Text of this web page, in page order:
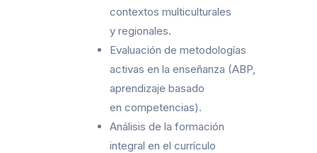
contextos multiculturales
y regionales.
Evaluación de metodologías
activas en la enseñanza (ABP,
aprendizaje basado
en competencias).
Análisis de la formación
integral en el currículo